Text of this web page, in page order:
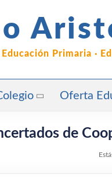
Primaria ·
Oferta
de